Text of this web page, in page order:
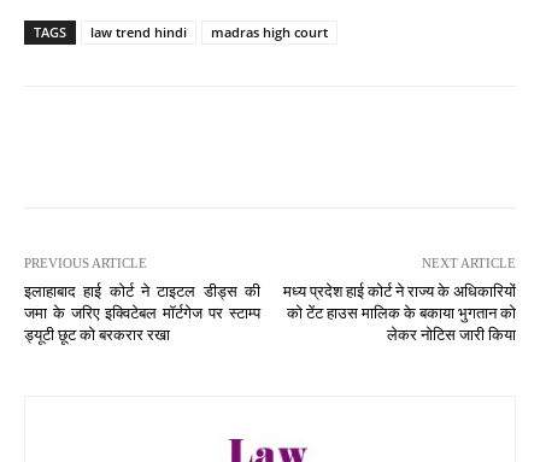
TAGS law trend hindi madras high court
PREVIOUS ARTICLE
इलाहाबाद हाई कोर्ट ने टाइटल डीड्स की
जमा के जरिए इक्विटेबल मॉर्टगेज पर स्टाम्प
ड्यूटी छूट को बरकरार रखा
NEXT ARTICLE
मध्य प्रदेश हाई कोर्ट ने राज्य के अधिकारियों
को टेंट हाउस मालिक के बकाया भुगतान को
लेकर नोटिस जारी किया